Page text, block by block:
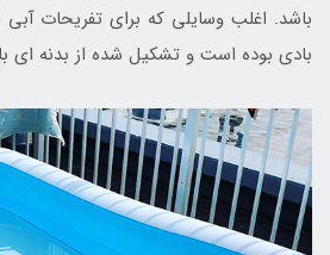
باشد. اغلب وسایلی که برای تفریحات
بادی بوده است و تشکیل شده از بدنه ای